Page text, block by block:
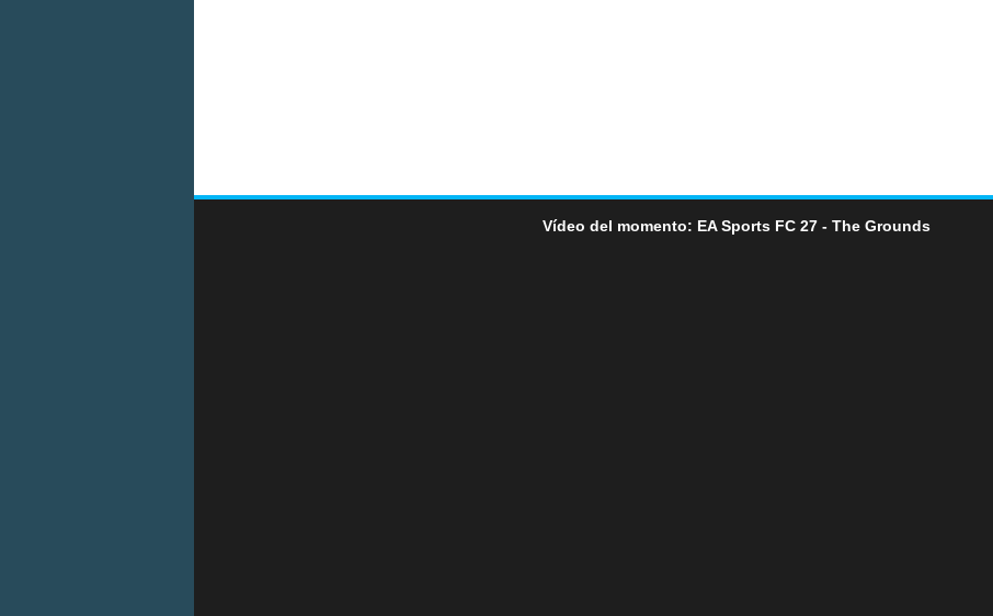
Vídeo del momento: EA Sports FC 27 - The Grounds